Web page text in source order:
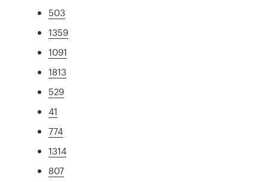
503
1359
1091
1813
529
41
774
1314
807